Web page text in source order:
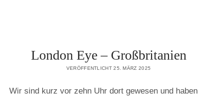
London Eye – Großbritanien
VERÖFFENTLICHT 25. MÄRZ 2025
Wir sind kurz vor zehn Uhr dort gewesen und haben